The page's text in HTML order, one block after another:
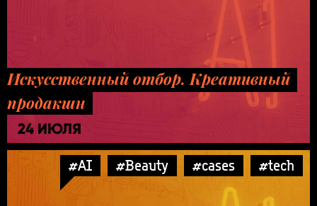
Искусственный отбор. Креативный
продакшн
24 ИЮЛЯ
#AI #Beauty #cases #tech